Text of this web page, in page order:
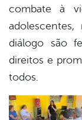
combate à
diálogo são
direitos e
todos.